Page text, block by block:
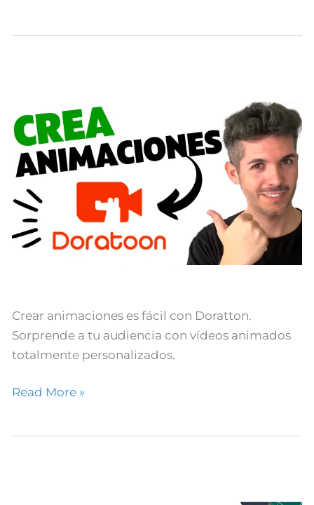
Crear Animaciones con
DORATOON
Crear animaciones es fácil con Doratton.
Sorprende a tu audiencia con vídeos animados
totalmente personalizados.
Crear
Animaciones
con
DORATOON
Read More »